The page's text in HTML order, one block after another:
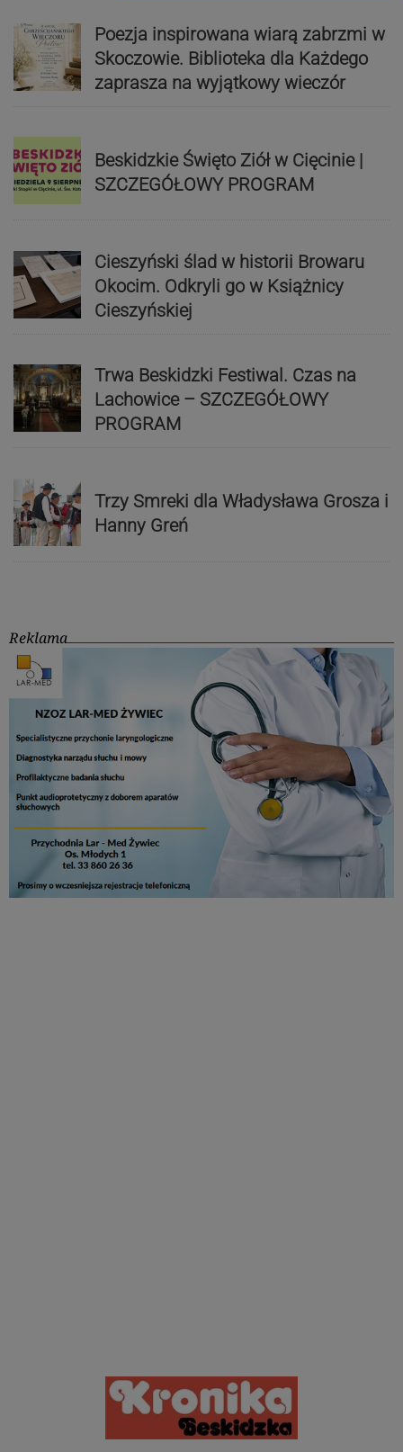
Poezja inspirowana wiarą zabrzmi w
Skoczowie. Biblioteka dla Każdego
zaprasza na wyjątkowy wieczór
Beskidzkie Święto Ziół w Cięcinie |
SZCZEGÓŁOWY PROGRAM
Cieszyński ślad w historii Browaru
Okocim. Odkryli go w Książnicy
Cieszyńskiej
Trwa Beskidzki Festiwal. Czas na
Lachowice – SZCZEGÓŁOWY
PROGRAM
Trzy Smreki dla Władysława Grosza i
Hanny Greń
Reklama